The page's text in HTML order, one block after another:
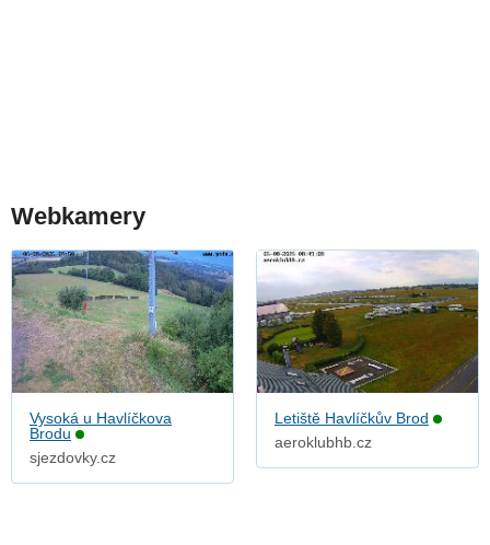
Webkamery
Vysoká u Havlíčkova
Brodu
sjezdovky.cz
Letiště Havlíčkův Brod
aeroklubhb.cz